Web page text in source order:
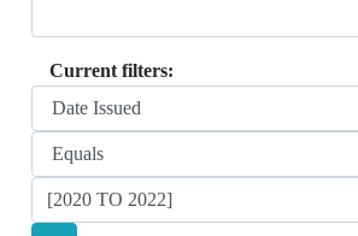
Current filters: